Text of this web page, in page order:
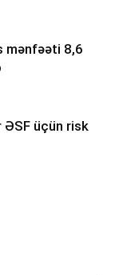
mənfəəti 8,6
ƏSF üçün risk